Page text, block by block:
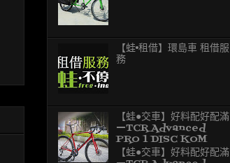
【蛙•租借】環島車 租借服
務
【蛙●交車】好料配好配滿
—TCR Advanced
PRO 1 DISC KOM
【蛙●交車】好料配好配滿